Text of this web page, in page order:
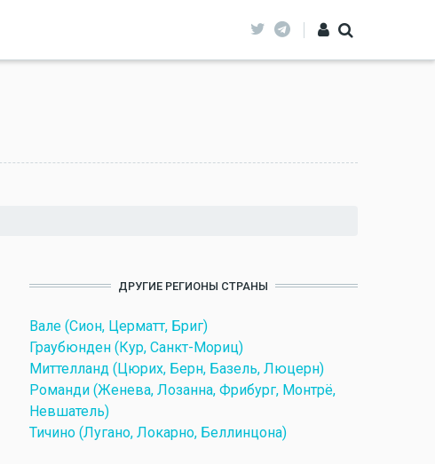
ДРУГИЕ РЕГИОНЫ СТРАНЫ
Вале (Сион, Церматт, Бриг)
Граубюнден (Кур, Санкт-Мориц)
Миттелланд (Цюрих, Берн, Базель, Люцерн)
Романди (Женева, Лозанна, Фрибург, Монтрё,
Невшатель)
Тичино (Лугано, Локарно, Беллинцона)